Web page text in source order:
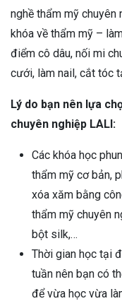
nghề thẩm mỹ chuyên
khóa về thẩm mỹ –
điểm cô dâu, nối mi
cưới, làm nail, cắt tóc
Lý do bạn nên lựa
chuyên nghiệp LALI:
Các khóa học
thẩm mỹ cơ bản,
xóa xăm bằng
thẩm mỹ chuyên
bột silk,…
Thời gian học tại
tuần nên bạn có
để vừa học vừa